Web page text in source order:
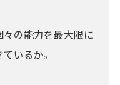
の能力を最大限に
いるか。